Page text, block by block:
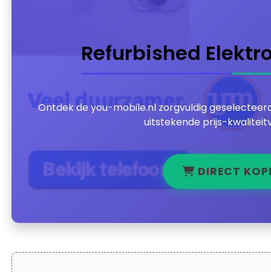
Refurbished
Ontdek de you-mobile.nl zorgvuldig
uitstekende prijs-
DIRECT